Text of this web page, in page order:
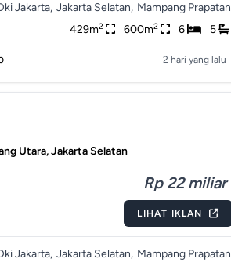
Jakarta, Jakarta Selatan, Mampang Prapatan
429m2 600m2 6 5
2 hari yang lalu
Utara, Jakarta Selatan
Rp 22 miliar
LIHAT IKLAN
Jakarta, Jakarta Selatan, Mampang Prapatan